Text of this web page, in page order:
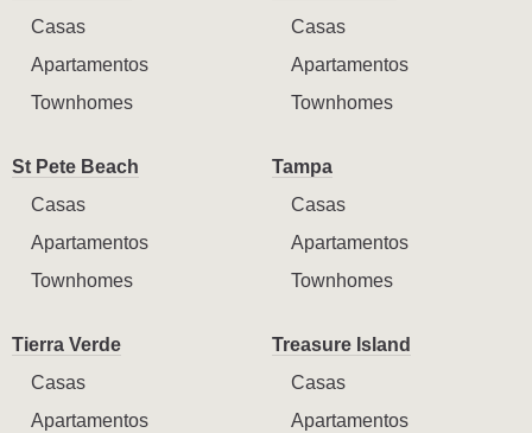
Casas
Apartamentos
Townhomes
Casas
Apartamentos
Townhomes
St Pete Beach
Casas
Apartamentos
Townhomes
Tampa
Casas
Apartamentos
Townhomes
Tierra Verde
Casas
Apartamentos
Treasure Island
Casas
Apartamentos